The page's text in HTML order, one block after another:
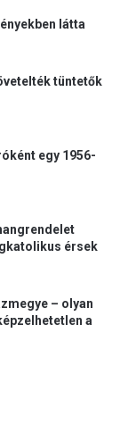
látta
tüntetők
egy 1956-
érsek
– olyan
a